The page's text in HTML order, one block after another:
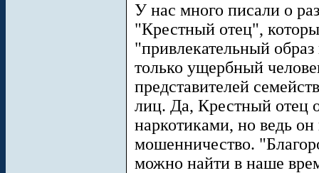
У нас много писали о
"Крестный отец",
"привлекательный
только ущербный
представителей
лиц. Да, Крестный отец
наркотиками, но ведь
мошенничество.
можно найти в наше